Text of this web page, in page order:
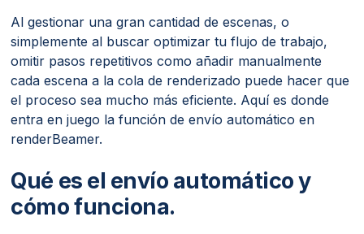
Al gestionar una gran cantidad de escenas, o
simplemente al buscar optimizar tu flujo de trabajo,
omitir pasos repetitivos como añadir manualmente
cada escena a la cola de renderizado puede hacer que
el proceso sea mucho más eficiente. Aquí es donde
entra en juego la función de envío automático en
renderBeamer.
Qué es el envío automático y
cómo funciona.